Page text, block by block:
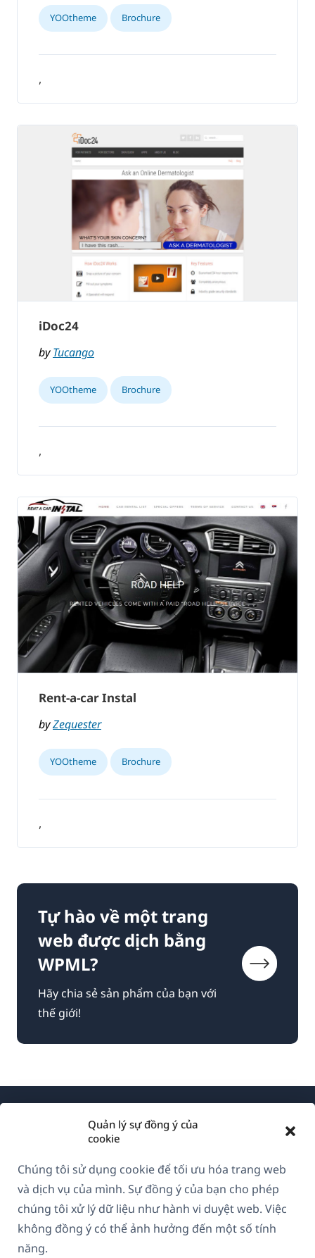
Quản lý sự đồng ý của
cookie
Chúng tôi sử dụng cookie để tối ưu hóa trang web
và dịch vụ của mình. Sự đồng ý của bạn cho phép
chúng tôi xử lý dữ liệu như hành vi duyệt web. Việc
không đồng ý có thể ảnh hưởng đến một số tính
năng.
YOOtheme Brochure
,
iDoc24
byTucango
YOOtheme Brochure
,
Rent-a-car Instal
byZequester
YOOtheme Brochure
,
Tự hào về một trang
web được dịch bằng
WPML?
Hãy chia sẻ sản phẩm của bạn với
thế giới!
GDPR & Chính sách Bảo mật
Tham gia đội ngũ của chúng tôi(mở